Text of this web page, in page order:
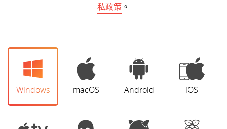
私政策 。
Windows macOS Android iOS